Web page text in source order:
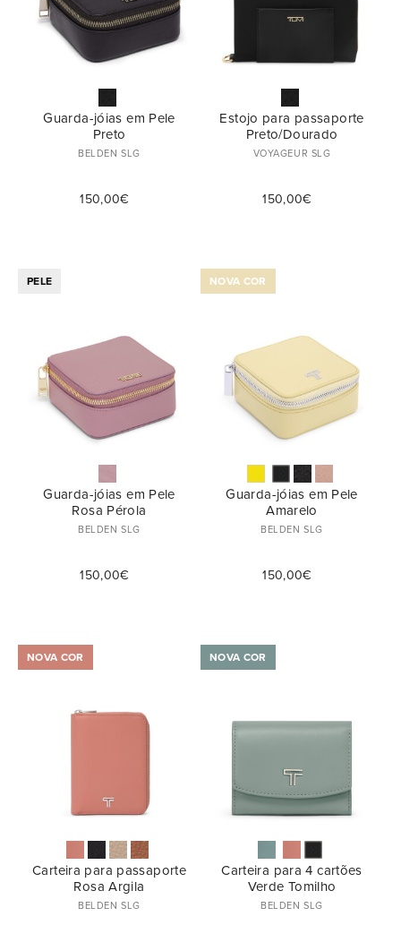
Guarda-jóias em Pele
Preto
BELDEN SLG
150,00€
Estojo para passaporte
Preto/Dourado
VOYAGEUR SLG
150,00€
PELE
Guarda-jóias em Pele
Rosa Pérola
BELDEN SLG
150,00€
NOVA COR
Guarda-jóias em Pele
Amarelo
BELDEN SLG
150,00€
NOVA COR
Carteira para passaporte
Rosa Argila
BELDEN SLG
NOVA COR
Carteira para 4 cartões
Verde Tomilho
BELDEN SLG